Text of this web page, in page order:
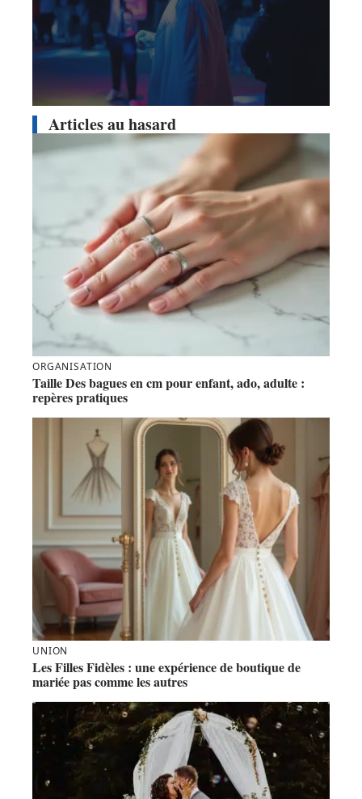
Articles au hasard
ORGANISATION
Taille Des bagues en cm pour enfant, ado, adulte :
repères pratiques
UNION
Les Filles Fidèles : une expérience de boutique de
mariée pas comme les autres